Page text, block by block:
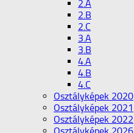
2.A
2.B
2.C
3.A
3.B
4.A
4.B
4.C
Osztályképek 2020
Osztályképek 2021
Osztályképek 2022